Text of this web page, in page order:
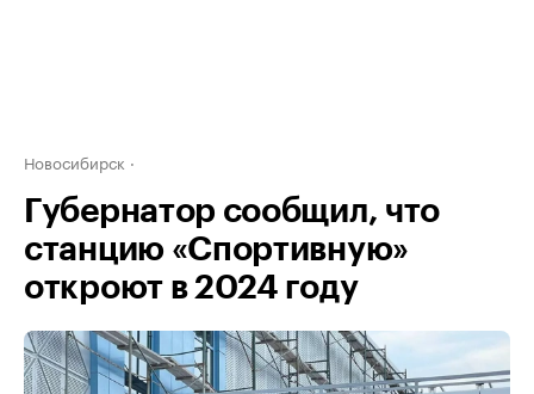
Новосибирск
Губернатор сообщил, что
станцию «Спортивную»
откроют в 2024 году